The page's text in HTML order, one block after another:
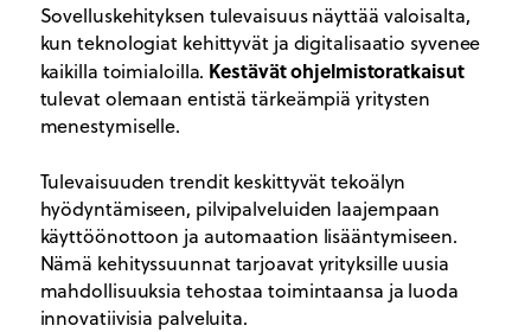
Sovelluskehityksen tulevaisuus näyttää valoisalta,
kun teknologiat kehittyvät ja digitalisaatio syvenee
kaikilla toimialoilla. Kestävät ohjelmistoratkaisut
tulevat olemaan entistä tärkeämpiä yritysten
menestymiselle.
Tulevaisuuden trendit keskittyvät tekoälyn
hyödyntämiseen, pilvipalveluiden laajempaan
käyttöönottoon ja automaation lisääntymiseen.
Nämä kehityssuunnat tarjoavat yrityksille uusia
mahdollisuuksia tehostaa toimintaansa ja luoda
innovatiivisia palveluita.